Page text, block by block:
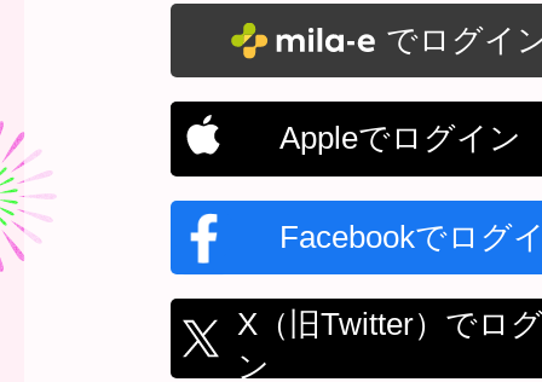
でログイ
Appleでログイン
Facebookでログ
X（旧Twitter）でロ
ン